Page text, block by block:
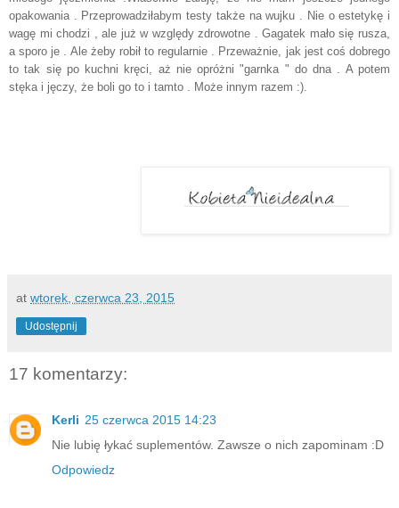
opakowania . Przeprowadziłabym testy także na wujku . Nie o estetykę i
wagę mi chodzi , ale już w względy zdrowotne . Gagatek mało się rusza,
a sporo je . Ale żeby robił to regularnie . Przeważnie, jak jest coś dobrego
to tak się po kuchni kręci, aż nie opróżni "garnka " do dna . A potem
stęka i jęczy, że boli go to i tamto . Może innym razem :).
at wtorek, czerwca 23, 2015
Udostępnij
17 komentarzy:
Kerli 25 czerwca 2015 14:23
Nie lubię łykać suplementów. Zawsze o nich zapominam :D
Odpowiedz